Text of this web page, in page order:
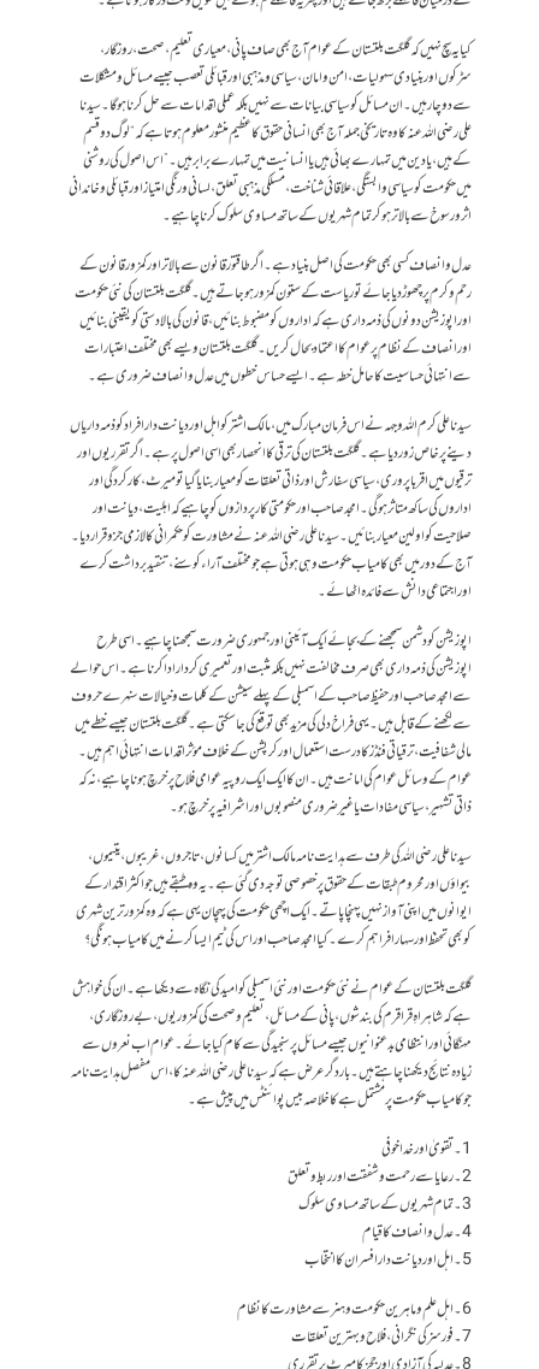
کیا یہ سچ نہیں کہ گلگت بلتستان کے عوام آج بھی صاف پانی، معیاری تعلیم، صحت، روزگار،
سڑکوں اور بنیادی سہولیات، امن و امان، سیاسی و مذہبی اور قبائلی تعصب جیسے مسائل و مشکلات
سے دوچار ہیں۔ ان مسائل کو سیاسی بیانات سے نہیں بلکہ عملی اقدامات سے حل کرنا ہوگا۔ سیدنا
علی رضی اللہ عنہ کا وہ تاریخی جملہ آج بھی انسانی حقوق کا عظیم منشور معلوم ہوتا ہے کہ “لوگ دو قسم
کے ہیں، یا دین میں تمہارے بھائی ہیں یا انسانیت میں تمہارے برابر ہیں۔” اس اصول کی روشنی
میں حکومت کو سیاسی وابستگی، علاقائی شناخت، مسلکی مذہبی تعلق، لسانی و رنگی امتیاز اور قبائلی و خاندانی
اثر و رسوخ سے بالاتر ہو کر تمام شہریوں کے ساتھ مساوی سلوک کرنا چاہیے۔
عدل و انصاف کسی بھی حکومت کی اصل بنیاد ہے۔ اگر طاقتور قانون سے بالاتر اور کمزور قانون کے
رحم و کرم پر چھوڑ دیا جائے تو ریاست کے ستون کمزور ہو جاتے ہیں۔ گلگت بلتستان کی نئی حکومت
اور اپوزیشن دونوں کی ذمہ داری ہے کہ اداروں کو مضبوط بنائیں، قانون کی بالادستی کو یقینی بنائیں
اور انصاف کے نظام پر عوام کا اعتماد بحال کریں۔ گلگت بلتستان ویسے بھی مختلف اعتبارات
سے انتہائی حساسیت کا حامل خطہ ہے۔ ایسے حساس خطوں میں عدل و انصاف ضروری ہے۔
سیدنا علی کرم اللہ وجہہ نے اس فرمان مبارک میں ،مالک اشتر کو اہل اور دیانت دار افراد کو ذمہ داریاں
دینے پر خاص زور دیا ہے۔ گلگت بلتستان کی ترقی کا انحصار بھی اسی اصول پر ہے۔ اگر تقرریوں اور
ترقیوں میں اقربا پروری، سیاسی سفارش اور ذاتی تعلقات کو معیار بنایا گیا تو میرٹ، کارکردگی اور
اداروں کی ساکھ متاثر ہوگی۔ امجد صاحب اورحکومتی کارپردازوں کو چاہیے کہ اہلیت، دیانت اور
صلاحیت کو اولین معیار بنائیں۔سیدنا علی رضی اللہ عنہ نے مشاورت کو حکمرانی کا لازمی جزو قرار دیا۔
آج کے دور میں بھی کامیاب حکومت وہی ہوتی ہے جو مختلف آراء کو سنے، تنقید برداشت کرے
اور اجتماعی دانش سے فائدہ اٹھائے۔
اپوزیشن کو دشمن سمجھنے کے بجائے ایک آئینی اور جمہوری ضرورت سمجھنا چاہیے۔ اسی طرح
اپوزیشن کی ذمہ داری بھی صرف مخالفت نہیں بلکہ مثبت اور تعمیری کردار ادا کرنا ہے۔ اس حوالے
سے امجد صاحب اور حفیظ صاحب کے اسمبلی کے پہلے سیشن کے کلمات و خیالات سنہرے حروف
سے لکھنے کے قابل ہیں۔ یہی فراخ دلی کی مزید بھی توقع کی جاسکتی ہے۔گلگت بلتستان جیسے خطے میں
مالی شفافیت، ترقیاتی فنڈز کا درست استعمال اور کرپشن کے خلاف مؤثر اقدامات انتہائی اہم ہیں۔
عوام کے وسائل عوام کی امانت ہیں۔ ان کا ایک ایک روپیہ عوامی فلاح پر خرچ ہونا چاہیے، نہ کہ
ذاتی تشہیر، سیاسی مفادات یا غیر ضروری منصوبوں اور اشرافیہ پر خرچ ہو۔
سیدنا علی رضی اللہ کی طرف سے ہدایت نامہ مالک اشتر میں کسانوں، تاجروں، غریبوں، یتیموں،
بیواؤں اور محروم طبقات کے حقوق پر خصوصی توجہ دی گئی ہے۔ یہ وہ طبقے ہیں جو اکثر اقتدار کے
ایوانوں میں اپنی آواز نہیں پہنچا پاتے۔ ایک اچھی حکومت کی پہچان یہی ہے کہ وہ کمزور ترین شہری
کو بھی تحفظ اور سہارا فراہم کرے۔ کیا امجد صاحب اور اس کی ٹیم ایسا کرنے میں کامیاب ہونگی؟
گلگت بلتستان کے عوام نے نئی حکومت اور نئی اسمبلی کو امید کی نگاہ سے دیکھا ہے۔ ان کی خواہش
ہے کہ شاہراہِ قراقرم کی بندشوں، پانی کے مسائل، تعلیم و صحت کی کمزوریوں، بے روزگاری،
مہنگائی اور انتظامی بدعنوانیوں جیسے مسائل پر سنجیدگی سے کام کیا جائے۔ عوام اب نعروں سے
زیادہ نتائج دیکھنا چاہتے ہیں۔بار دگر عرض ہے کہ سیدنا علی رضی اللہ عنہ کا، اس مفصل ہدایت نامہ
جو کامیاب حکومت پر مشتمل ہے کا خلاصہ بیس پوائنٹس میں پیش ہے۔
1۔ تقویٰ اور خدا خوفی
2۔ رعایا سے رحمت و شفقت اور ربط و تعلق
3۔ تمام شہریوں کے ساتھ مساوی سلوک
4۔ عدل و انصاف کا قیام
5۔ اہل اور دیانت دار افسران کا انتخاب
6۔ اہل علم و ماہرین حکومت و ہنر سے مشاورت کا نظام
7۔ فورسز کی نگرانی، فلاح و بہترین تعلقات